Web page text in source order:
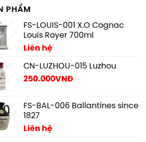
PHẨM
FS-LOUIS-001 X.O Cognac
Louis Royer 700ml
Liên hệ
CN-LUZHOU-015 Luzhou
250.000VNĐ
FS-BAL-006 Ballantines since
1827
Liên hệ